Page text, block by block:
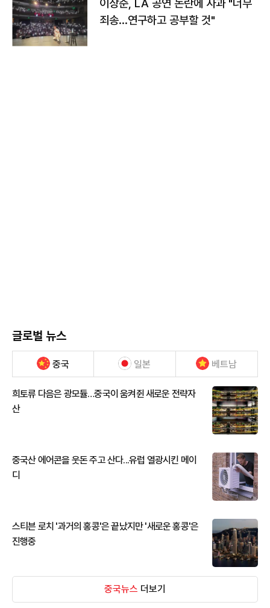
이상준, LA 공연 논란에 사과 "너무
죄송…연구하고 공부할 것"
글로벌 뉴스
중국 일본 베트남
희토류 다음은 광모듈…중국이 움켜쥔 새로운 전략자
산
중국산 에어콘을 웃돈 주고 산다...유럽 열광시킨 메이
디
스티븐 로치 '과거의 홍콩'은 끝났지만 '새로운 홍콩'은
진행중
중국뉴스 더보기